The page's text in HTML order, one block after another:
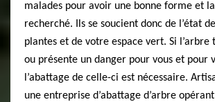
malades pour avoir une bonne forme et
recherché. Ils se soucient donc de l’état
plantes et de votre espace vert. Si l’arbre
ou présente un danger pour vous et pour
l’abattage de celle-ci est nécessaire.
une entreprise d’abattage d’arbre